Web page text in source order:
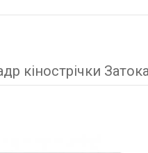
кінострічки